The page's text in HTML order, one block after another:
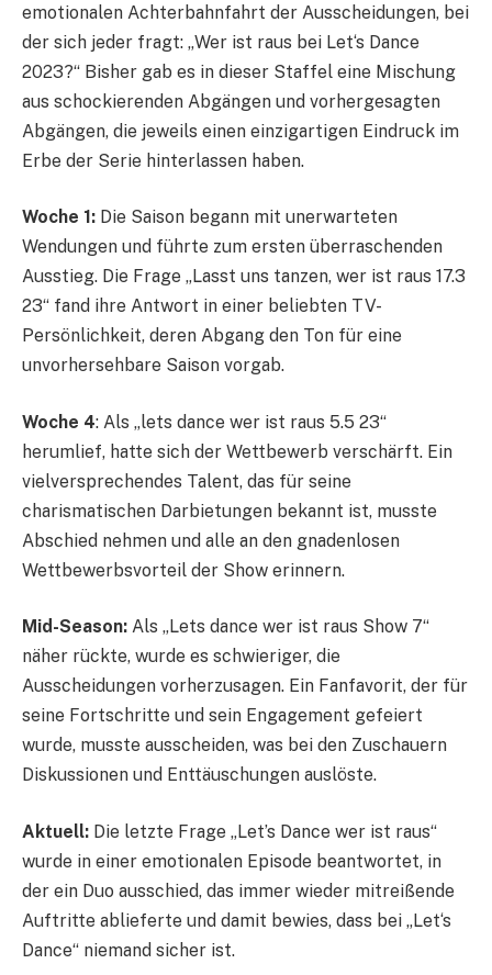
emotionalen Achterbahnfahrt der Ausscheidungen, bei
der sich jeder fragt: „Wer ist raus bei Let‘s Dance
2023?“ Bisher gab es in dieser Staffel eine Mischung
aus schockierenden Abgängen und vorhergesagten
Abgängen, die jeweils einen einzigartigen Eindruck im
Erbe der Serie hinterlassen haben.
Woche 1: Die Saison begann mit unerwarteten
Wendungen und führte zum ersten überraschenden
Ausstieg. Die Frage „Lasst uns tanzen, wer ist raus 17.3
23“ fand ihre Antwort in einer beliebten TV-
Persönlichkeit, deren Abgang den Ton für eine
unvorhersehbare Saison vorgab.
Woche 4: Als „lets dance wer ist raus 5.5 23“
herumlief, hatte sich der Wettbewerb verschärft. Ein
vielversprechendes Talent, das für seine
charismatischen Darbietungen bekannt ist, musste
Abschied nehmen und alle an den gnadenlosen
Wettbewerbsvorteil der Show erinnern.
Mid-Season: Als „Lets dance wer ist raus Show 7“
näher rückte, wurde es schwieriger, die
Ausscheidungen vorherzusagen. Ein Fanfavorit, der für
seine Fortschritte und sein Engagement gefeiert
wurde, musste ausscheiden, was bei den Zuschauern
Diskussionen und Enttäuschungen auslöste.
Aktuell: Die letzte Frage „Let’s Dance wer ist raus“
wurde in einer emotionalen Episode beantwortet, in
der ein Duo ausschied, das immer wieder mitreißende
Auftritte ablieferte und damit bewies, dass bei „Let‘s
Dance“ niemand sicher ist.